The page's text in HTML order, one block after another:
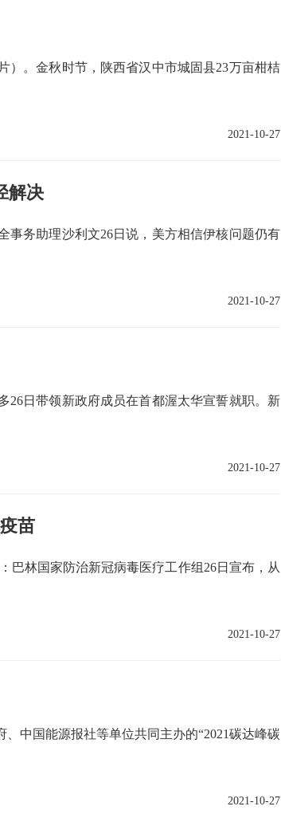
）。金秋时节，陕西省汉中市城固县23万亩柑桔
2021-10-27
解决
事务助理沙利文26日说，美方相信伊核问题仍有
2021-10-27
26日带领新政府成员在首都渥太华宣誓就职。新
2021-10-27
苗
巴林国家防治新冠病毒医疗工作组26日宣布，从
2021-10-27
中国能源报社等单位共同主办的“2021碳达峰碳
2021-10-27